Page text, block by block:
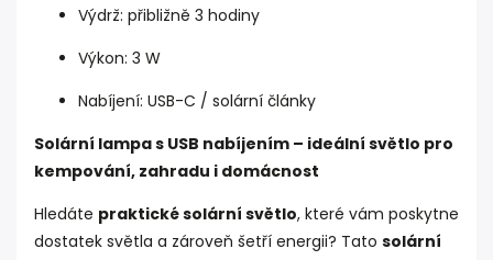
Výdrž: přibližně 3 hodiny
Výkon: 3 W
Nabíjení: USB-C / solární články
Solární lampa s USB nabíjením – ideální světlo pro
kempování, zahradu i domácnost
Hledáte praktické solární světlo, které vám poskytne
dostatek světla a zároveň šetří energii? Tato solární